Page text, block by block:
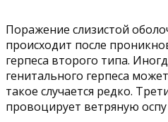
Поражение слизистой
происходит после
герпеса второго типа.
генитального герпеса
такое случается редко.
провоцирует ветряную